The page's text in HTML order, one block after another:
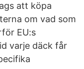
att köpa
om vad som
EU:s
varje däck får